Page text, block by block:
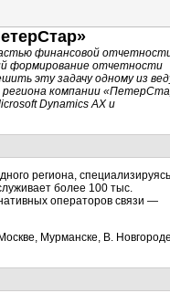
финансовой
формирование отчетности
эту задачу одному из
региона компании
Dynamics АХ и
региона,
более 100 тыс.
операторов связи —
Мурманске, В. Новгороде,